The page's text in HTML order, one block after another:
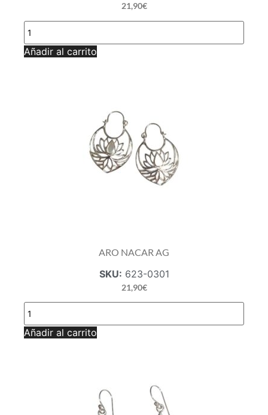
21,90€
ARO
ABALÓN
AG
cantidad
Añadir al carrito
ARO NACAR AG
SKU: 623-0301
21,90€
ARO
NACAR
AG
cantidad
Añadir al carrito